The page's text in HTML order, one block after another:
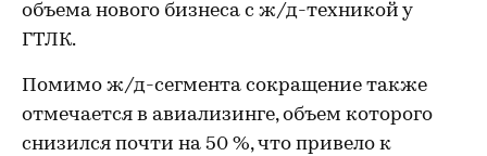
объема нового бизнеса с ж/д-техникой у
ГТЛК.
Помимо ж/д-сегмента сокращение также
отмечается в авиализинге, объем которого
снизился почти на 50 %, что привело к